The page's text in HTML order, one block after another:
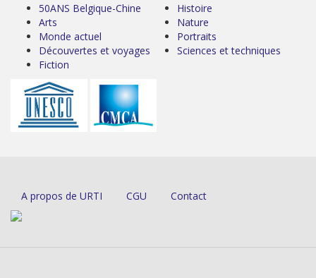
50ANS Belgique-Chine
Arts
Monde actuel
Découvertes et voyages
Fiction
Histoire
Nature
Portraits
Sciences et techniques
A propos de URTI CGU Contact